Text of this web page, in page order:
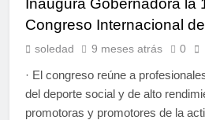
Congreso Internacional
soledad 9 meses atrás 0
· El congreso reúne a
del deporte social y de alto
promotoras y promotores de la